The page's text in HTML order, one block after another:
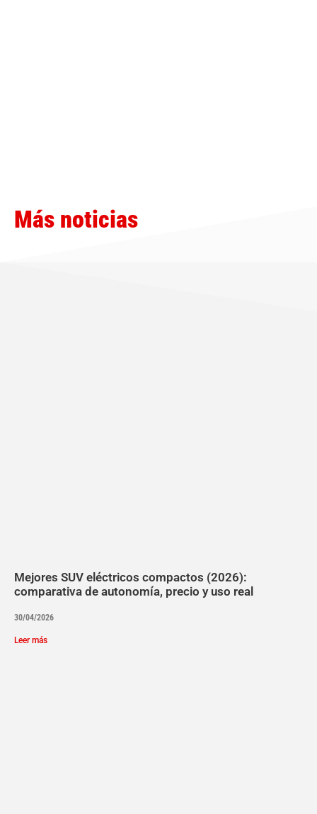
Más noticias
Mejores SUV eléctricos compactos (2026):
comparativa de autonomía, precio y uso real
30/04/2026
Leer más